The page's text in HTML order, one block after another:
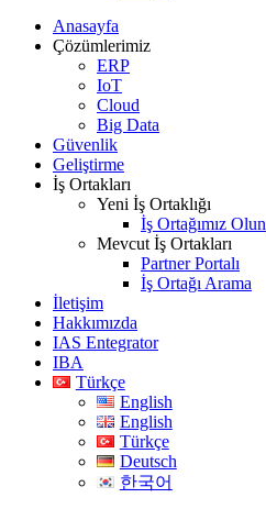
Anasayfa
Çözümlerimiz
ERP
IoT
Cloud
Big Data
Güvenlik
Geliştirme
İş Ortakları
Yeni İş Ortaklığı
İş Ortağımız Olun
Mevcut İş Ortakları
Partner Portalı
İş Ortağı Arama
İletişim
Hakkımızda
IAS Entegrator
IBA
Türkçe
English
English
Türkçe
Deutsch
한국어